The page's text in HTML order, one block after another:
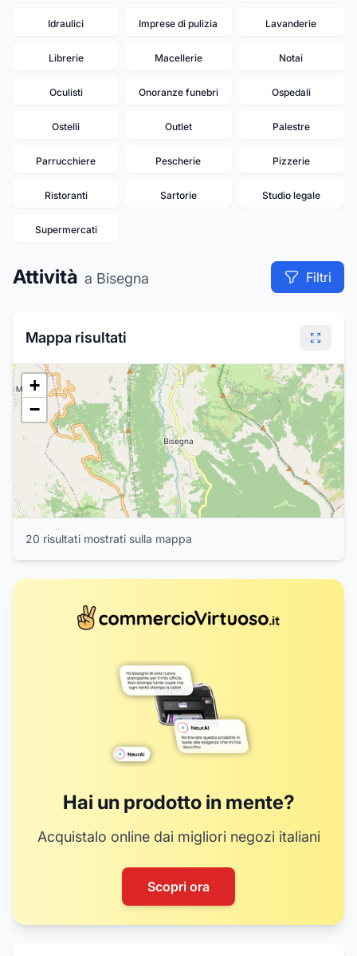
Idraulici Imprese di pulizia Lavanderie
Librerie Macellerie Notai
Oculisti Onoranze funebri Ospedali
Ostelli Outlet Palestre
Parrucchiere Pescherie Pizzerie
Ristoranti Sartorie Studio legale
Supermercati
Attività a Bisegna Filtri
Mappa risultati
1
+
−
20 risultati mostrati sulla mappa
Hai un prodotto in mente?
Acquistalo online dai migliori negozi italiani
Scopri ora